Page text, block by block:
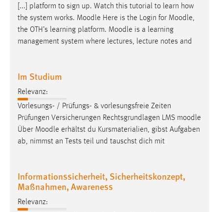
[...] platform to sign up. Watch this tutorial to learn how
the system works. Moodle Here is the Login for Moodle,
the OTH’s learning platform. Moodle is a learning
management system where lectures, lecture notes and
Im Studium
Relevanz:
Vorlesungs- / Prüfungs- & vorlesungsfreie Zeiten
Prüfungen Versicherungen Rechtsgrundlagen LMS moodle
Über Moodle erhältst du Kursmaterialien, gibst Aufgaben
ab, nimmst an Tests teil und tauschst dich mit
Informationssicherheit, Sicherheitskonzept,
Maßnahmen, Awareness
Relevanz: